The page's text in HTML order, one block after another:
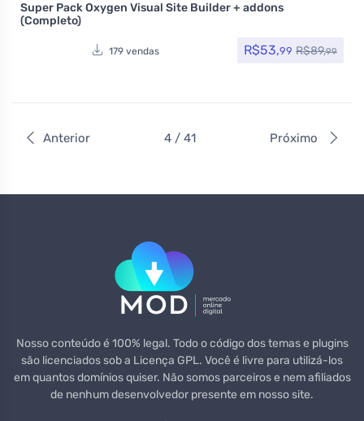
Avaliação 4.00de 5
Super Pack Oxygen Visual Site Builder + addons
(Completo)
179 vendas R$53,99 R$89,99
Anterior 4 / 41 Próximo
Nosso conteúdo é 100% legal. Todo o código dos temas e plugins
são licenciados sob a Licença GPL. Você é livre para utilizá-los
em quantos domínios quiser. Não somos parceiros e nem afiliados
de nenhum desenvolvedor presente em nosso site.